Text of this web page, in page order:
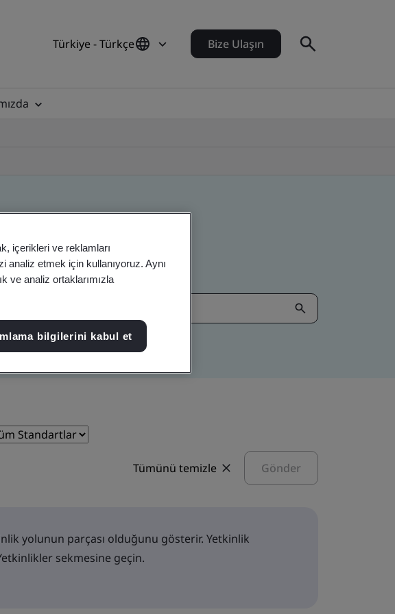
Türkiye - Türkçe Bize Ulaşın
Tümünü temizle Gönder
yolunun parçası olduğunu gösterir. Yetkinlik
sekmesine geçin.
içerikleri ve reklamları
etmek için kullanıyoruz. Aynı
ve analiz ortaklarımızla
bilgilerini kabul et